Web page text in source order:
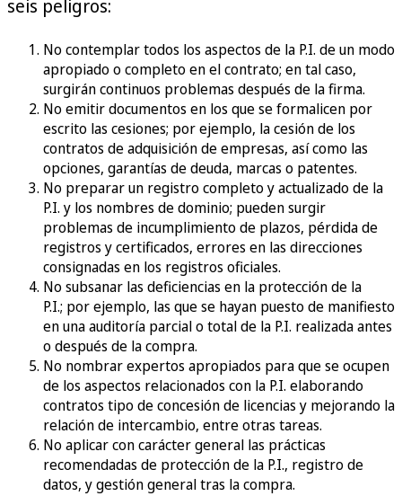
seis peligros:
No contemplar todos los aspectos de la P.I. de un modo
apropiado o completo en el contrato; en tal caso,
surgirán continuos problemas después de la firma.
No emitir documentos en los que se formalicen por
escrito las cesiones; por ejemplo, la cesión de los
contratos de adquisición de empresas, así como las
opciones, garantías de deuda, marcas o patentes.
No preparar un registro completo y actualizado de la
P.I. y los nombres de dominio; pueden surgir
problemas de incumplimiento de plazos, pérdida de
registros y certificados, errores en las direcciones
consignadas en los registros oficiales.
No subsanar las deficiencias en la protección de la
P.I.; por ejemplo, las que se hayan puesto de manifiesto
en una auditoría parcial o total de la P.I. realizada antes
o después de la compra.
No nombrar expertos apropiados para que se ocupen
de los aspectos relacionados con la P.I. elaborando
contratos tipo de concesión de licencias y mejorando la
relación de intercambio, entre otras tareas.
No aplicar con carácter general las prácticas
recomendadas de protección de la P.I., registro de
datos, y gestión general tras la compra.